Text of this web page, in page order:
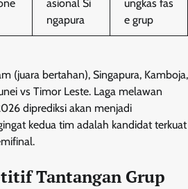
asional Si
ngapura
ungkas fas
e grup
(juara bertahan), Singapura, Kamboja,
vs Timor Leste. Laga melawan
diprediksi akan menjadi
kedua tim adalah kandidat terkuat
Tantangan Grup